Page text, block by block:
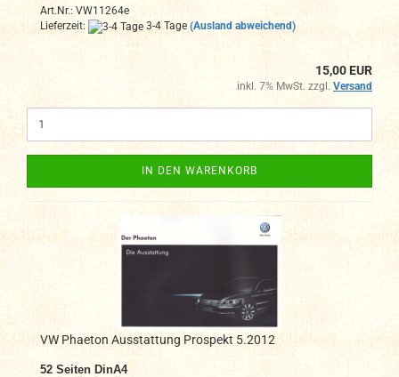
Art.Nr.: VW11264e
Lieferzeit:
3-4 Tage (Ausland abweichend)
15,00 EUR
inkl. 7% MwSt. zzgl. Versand
IN DEN WARENKORB
VW Phaeton Ausstattung Prospekt 5.2012
52 Seiten DinA4